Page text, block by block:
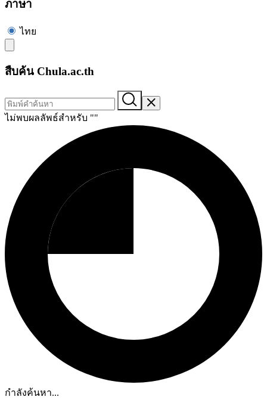
ภาษา
ไทย
สืบค้น Chula.ac.th
ไม่พบผลลัพธ์สำหรับ ""
กำลังค้นหา...